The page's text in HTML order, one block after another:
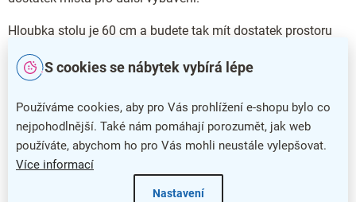
S cookies se nábytek vybírá lépe
Používáme cookies, aby pro Vás prohlížení e-shopu bylo co
nejpohodlnější. Také nám pomáhají porozumět, jak web
používáte, abychom ho pro Vás mohli neustále vylepšovat.
Více informací
Nastavení
Hloubka stolu je 60 cm a budete tak mít dostatek prostoru
Vhodná výška stolu předchází bolestem zad
S výškou 76 cm splňuje stůl Impress ergonomické
požadavky pro kancelářský nábytek
Stojí na plné dřevěné
podnoži z laminované dřevotřísky o tloušťce 16 mm.